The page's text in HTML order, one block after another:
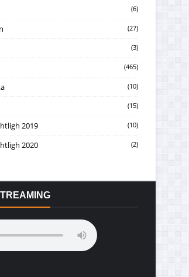
(6)
(27)
(3)
(465)
(10)
(15)
2019 (10)
2020 (2)